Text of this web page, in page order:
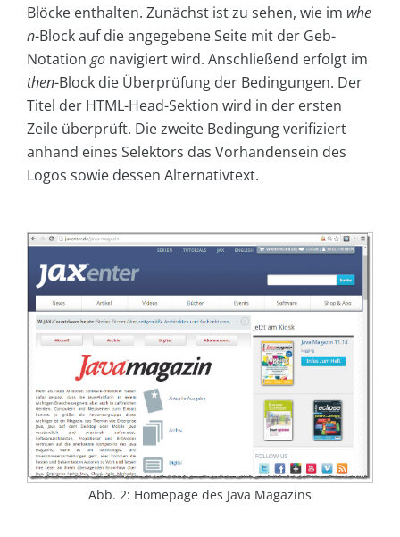
Blöcke enthalten. Zunächst ist zu sehen, wie im whe
n-Block auf die angegebene Seite mit der Geb-
Notation go navigiert wird. Anschließend erfolgt im
then-Block die Überprüfung der Bedingungen. Der
Titel der HTML-Head-Sektion wird in der ersten
Zeile überprüft. Die zweite Bedingung verifiziert
anhand eines Selektors das Vorhandensein des
Logos sowie dessen Alternativtext.
Abb. 2: Homepage des Java Magazins